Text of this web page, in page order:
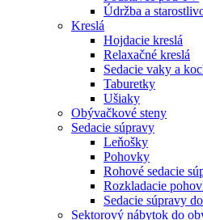
Údržba a
Kreslá
Hojdacie kreslá
Relaxačné kreslá
Sedacie vaky a
Taburetky
Ušiaky
Obývačkové steny
Sedacie súpravy
Leňošky
Pohovky
Rohové sedacie
Rozkladacie
Sedacie súpravy
Sektorový nábytok do